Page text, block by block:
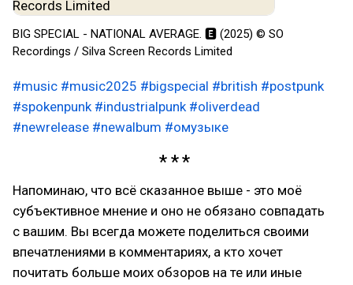
BIG SPECIAL - NATIONAL AVERAGE. 🅴 (2025) © SO
Recordings / Silva Screen Records Limited
#music #music2025 #bigspecial #british #postpunk
#spokenpunk #industrialpunk #oliverdead
#newrelease #newalbum #омузыке
Напоминаю, что всё сказанное выше - это моё
субъективное мнение и оно не обязано совпадать
с вашим. Вы всегда можете поделиться своими
впечатлениями в комментариях, а кто хочет
почитать больше моих обзоров на те или иные